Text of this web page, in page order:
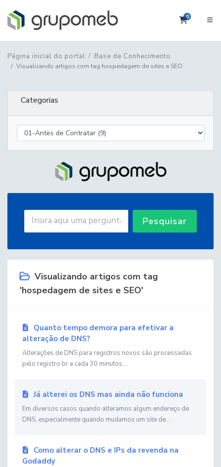
0Carrinho
Página inicial do portal Base de Conhecimento
Visualizando artigos com tag hospedagem de sites e SEO
Categorias
Pesquisar
Visualizando artigos com tag
'hospedagem de sites e SEO'
Quanto tempo demora para efetivar a
alteração de DNS?
Alterações de DNS para registros novos são processadas
pelo registro.br a cada 30 minutos....
Já alterei os DNS mas ainda não funciona
Em diversos casos quando alteramos algum endereço de
DNS, especialmente quando mudamos um site de...
Como alterar o DNS e IPs da revenda na
Godaddy